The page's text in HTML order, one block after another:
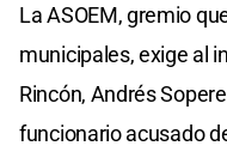
La ASOEM, gremio
municipales, exige al
Rincón, Andrés
funcionario acusado